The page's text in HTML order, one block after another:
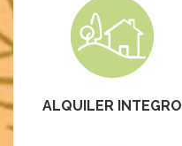
ALQUILER INTEGRO